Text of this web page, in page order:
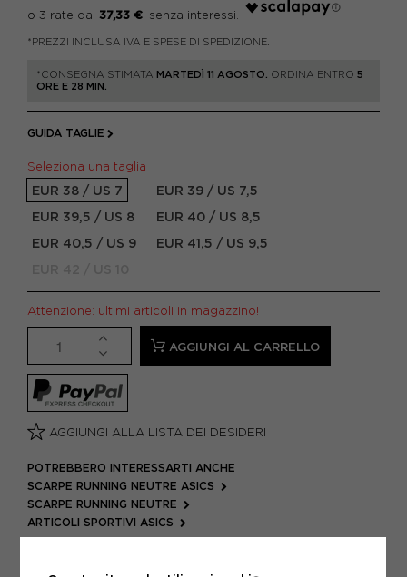
37,33 €
*PREZZI INCLUSA IVA E SPESE DI SPEDIZIONE.
*CONSEGNA STIMATA MARTEDÌ 11 AGOSTO. ORDINA ENTRO 5
ORE E 28 MIN.
GUIDA TAGLIE
Seleziona una taglia
EUR 38 / US 7
EUR 39 / US 7,5
EUR 39,5 / US 8
EUR 40 / US 8,5
EUR 40,5 / US 9
EUR 41,5 / US 9,5
Attenzione: ultimi articoli in magazzino!
AGGIUNGI AL CARRELLO
AGGIUNGI ALLA LISTA DEI DESIDERI
POTREBBERO INTERESSARTI ANCHE
SCARPE RUNNING NEUTRE ASICS
SCARPE RUNNING NEUTRE
ARTICOLI SPORTIVI ASICS